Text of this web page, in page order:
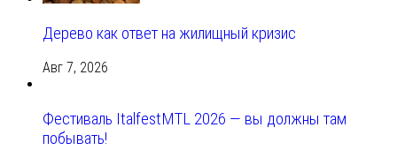
Дерево как ответ на жилищный кризис
Авг 7, 2026
Фестиваль ItalfestMTL 2026 — вы должны там
побывать!